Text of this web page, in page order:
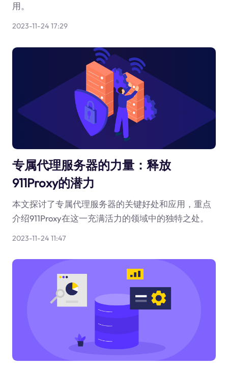
用。
2023-11-24 17:29
专属代理服务器的力量：释放
911Proxy的潜力
本文探讨了专属代理服务器的关键好处和应用，重点
介绍911Proxy在这一充满活力的领域中的独特之处。
2023-11-24 11:47